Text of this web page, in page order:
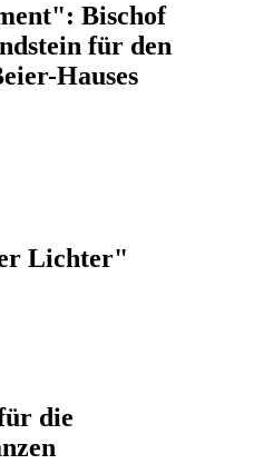
Bischof
für den
Hauses
Lichter"
die